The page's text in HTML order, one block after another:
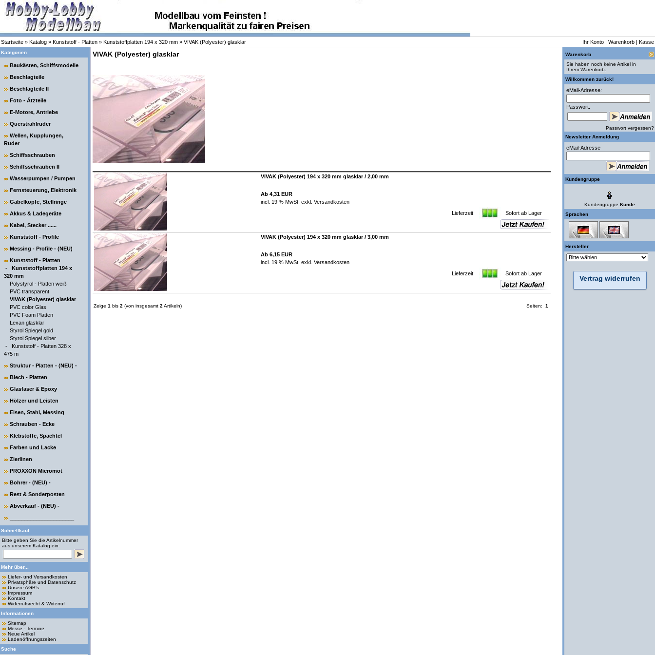
Startseite » Katalog » Kunststoff - Platten » Kunststoffplatten 194 x 320 mm » VIVAK (Polyester) glasklar Ihr Konto | Warenkorb | Kasse
Kategorien
Baukästen, Schiffsmodelle
Beschlagteile
Beschlagteile II
Foto - Ätzteile
E-Motore, Antriebe
Querstrahlruder
Wellen, Kupplungen,
Ruder
Schiffsschrauben
Schiffsschrauben II
Wasserpumpen / Pumpen
Fernsteuerung, Elektronik
Gabelköpfe, Stellringe
Akkus & Ladegeräte
Kabel, Stecker ......
Kunststoff - Profile
Messing - Profile - (NEU)
Kunststoff - Platten
- Kunststoffplatten 194 x
320 mm
Polystyrol - Platten weiß
PVC transparent
VIVAK (Polyester) glasklar
PVC color Glas
PVC Foam Platten
Lexan glasklar
Styrol Spiegel gold
Styrol Spiegel silber
- Kunststoff - Platten 328 x
475 m
Struktur - Platten - (NEU) -
Blech - Platten
Glasfaser & Epoxy
Hölzer und Leisten
Eisen, Stahl, Messing
Schrauben - Ecke
Klebstoffe, Spachtel
Farben und Lacke
Zierlinen
PROXXON Micromot
Bohrer - (NEU) -
Rest & Sonderposten
Abverkauf - (NEU) -
Schnellkauf
Bitte geben Sie die Artikelnummer
aus unserem Katalog ein.
Mehr über...
Liefer- und Versandkosten
Privatsphäre und Datenschutz
Unsere AGB's
Impressum
Kontakt
Widerrufsrecht & Widerruf
Informationen
Sitemap
Messe - Termine
Neue Artikel
Ladenöffnungszeiten
Suche
VIVAK (Polyester) glasklar
VIVAK (Polyester) 194 x 320 mm glasklar / 2,00 mm
Ab 4,31 EUR
incl. 19 % MwSt. exkl. Versandkosten
Lieferzeit:
Sofort ab Lager
VIVAK (Polyester) 194 x 320 mm glasklar / 3,00 mm
Ab 6,15 EUR
incl. 19 % MwSt. exkl. Versandkosten
Lieferzeit:
Sofort ab Lager
Zeige 1 bis 2 (von insgesamt 2 Artikeln) Seiten: 1
Warenkorb
Sie haben noch keine Artikel in
Ihrem Warenkorb.
Willkommen zurück!
eMail-Adresse:
Passwort:
Passwort vergessen?
Newsletter Anmeldung
eMail-Adresse
Kundengruppe
Kundengruppe:Kunde
Sprachen
Hersteller
Vertrag widerrufen